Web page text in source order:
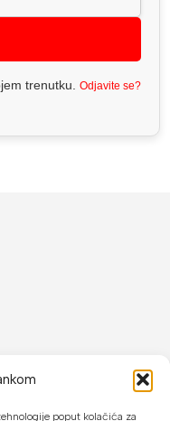
poput kolačića za
trenutku. Odjavite se?